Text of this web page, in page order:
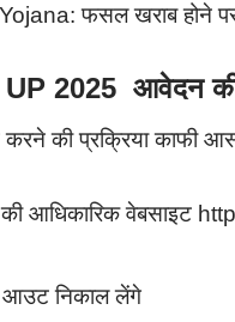
फसल खराब होने
2025 आवेदन की
की प्रक्रिया काफी
आधिकारिक वेबसाइट
आउट निकाल लेंगे